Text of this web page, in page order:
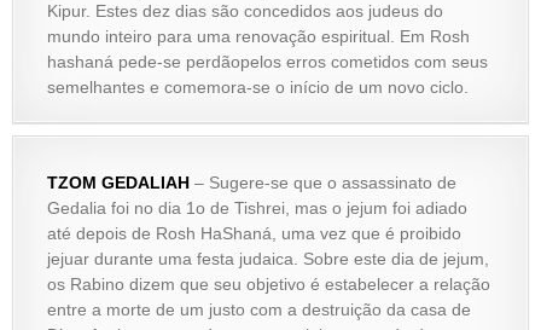
Kipur. Estes dez dias são concedidos aos judeus do
mundo inteiro para uma renovação espiritual. Em Rosh
hashaná pede-se perdãopelos erros cometidos com seus
semelhantes e comemora-se o início de um novo ciclo.
TZOM GEDALIAH – Sugere-se que o assassinato de
Gedalia foi no dia 1o de Tishrei, mas o jejum foi adiado
até depois de Rosh HaShaná, uma vez que é proibido
jejuar durante uma festa judaica. Sobre este dia de jejum,
os Rabino dizem que seu objetivo é estabelecer a relação
entre a morte de um justo com a destruição da casa de